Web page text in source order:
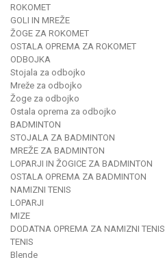
ROKOMET
GOLI IN MREŽE
ŽOGE ZA ROKOMET
OSTALA OPREMA ZA ROKOMET
ODBOJKA
Stojala za odbojko
Mreže za odbojko
Žoge za odbojko
Ostala oprema za odbojko
BADMINTON
STOJALA ZA BADMINTON
MREŽE ZA BADMINTON
LOPARJI IN ŽOGICE ZA BADMINTON
OSTALA OPREMA ZA BADMINTON
NAMIZNI TENIS
LOPARJI
MIZE
DODATNA OPREMA ZA NAMIZNI TENIS
TENIS
Blende